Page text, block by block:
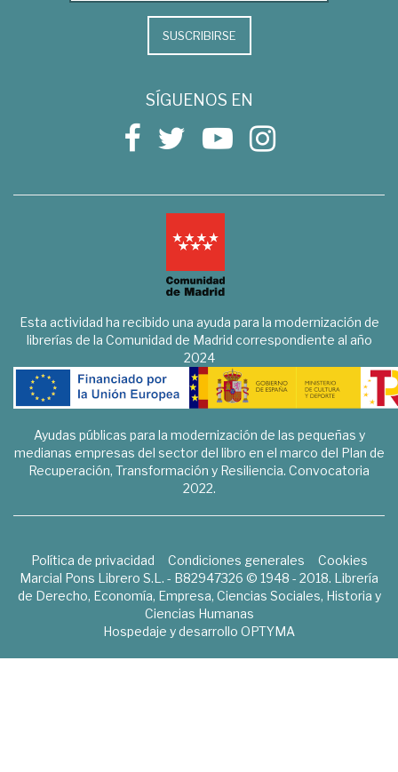
SUSCRIBIRSE
SÍGUENOS EN
Esta actividad ha recibido una ayuda para la modernización de
librerías de la Comunidad de Madrid correspondiente al año
2024
Ayudas públicas para la modernización de las pequeñas y
medianas empresas del sector del libro en el marco del Plan de
Recuperación, Transformación y Resiliencia. Convocatoria
2022.
Política de privacidad Condiciones generales
Cookies
Marcial Pons Librero S.L. - B82947326 © 1948 - 2018. Librería
de Derecho, Economía, Empresa, Ciencias Sociales, Historia y
Ciencias Humanas
Hospedaje y desarrollo OPTYMA